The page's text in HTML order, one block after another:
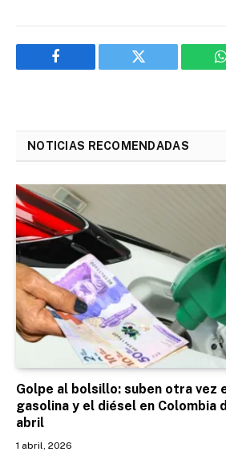
Facebook Twitter
NOTICIAS RECOMENDADAS
Golpe al bolsillo: suben otra vez
gasolina y el diésel en Colombia
abril
1 abril, 2026